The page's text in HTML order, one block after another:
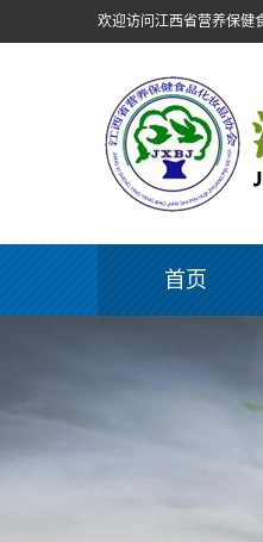
欢迎访问江西省营养保健
首页